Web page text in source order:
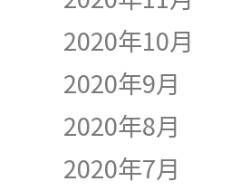
2020年10月
2020年9月
2020年8月
2020年7月